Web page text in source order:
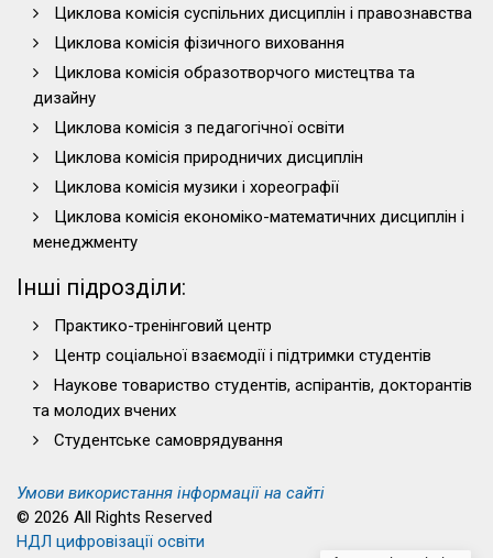
Циклова комісія суспільних дисциплін і правознавства
Циклова комісія фізичного виховання
Циклова комісія образотворчого мистецтва та
дизайну
Циклова комісія з педагогічної освіти
Циклова комісія природничих дисциплін
Циклова комісія музики і хореографії
Циклова комісія економіко-математичних дисциплін і
менеджменту
Інші підрозділи:
Практико-тренінговий центр
Центр соціальної взаємодії і підтримки студентів
Наукове товариство студентів, аспірантів, докторантів
та молодих вчених
Студентське самоврядування
Умови використання інформації на сайті
© 2026 All Rights Reserved
НДЛ цифровізації освіти